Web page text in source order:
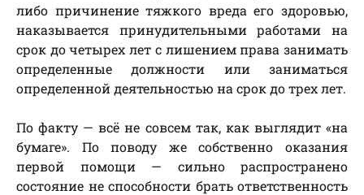
либо причинение тяжкого вреда его здоровью,
наказывается принудительными работами на
срок до четырех лет с лишением права занимать
определенные должности или заниматься
определенной деятельностью на срок до трех лет.
По факту — всё не совсем так, как выглядит «на
бумаге». По поводу же собственно оказания
первой помощи — сильно распространено
состояние не способности брать ответственность